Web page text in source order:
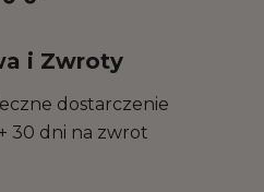
i Zwroty
dostarczenie
30 dni na zwrot